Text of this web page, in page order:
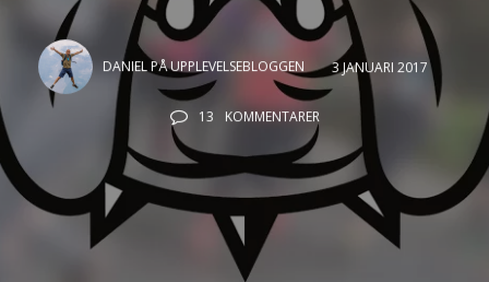
DANIEL PÅ UPPLEVELSEBLOGGEN 3 JANUARI 2017
13 KOMMENTARER